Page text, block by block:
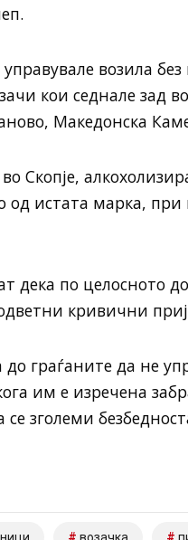
возила
кои седнале зад
Македонска
Скопје,
од истата марка,
по целосното
кривични
граѓаните да не
им е изречена
зголеми